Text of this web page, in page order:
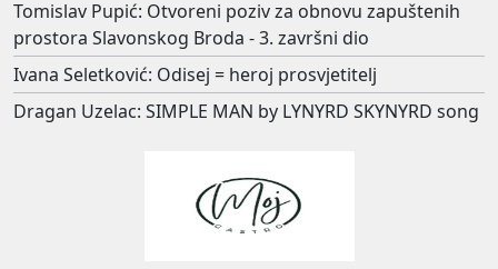
Tomislav Pupić: Otvoreni poziv za obnovu zapuštenih
prostora Slavonskog Broda - 3. završni dio
Ivana Seletković: Odisej = heroj prosvjetitelj
Dragan Uzelac: SIMPLE MAN by LYNYRD SKYNYRD song